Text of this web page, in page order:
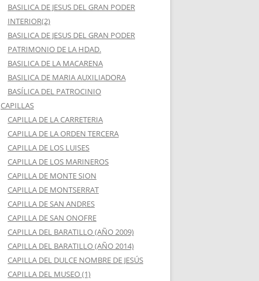
BASILICA DE JESUS DEL GRAN PODER
INTERIOR(2)
BASILICA DE JESUS DEL GRAN PODER
PATRIMONIO DE LA HDAD.
BASILICA DE LA MACARENA
BASILICA DE MARIA AUXILIADORA
BASÍLICA DEL PATROCINIO
CAPILLAS
CAPILLA DE LA CARRETERIA
CAPILLA DE LA ORDEN TERCERA
CAPILLA DE LOS LUISES
CAPILLA DE LOS MARINEROS
CAPILLA DE MONTE SION
CAPILLA DE MONTSERRAT
CAPILLA DE SAN ANDRES
CAPILLA DE SAN ONOFRE
CAPILLA DEL BARATILLO (AÑO 2009)
CAPILLA DEL BARATILLO (AÑO 2014)
CAPILLA DEL DULCE NOMBRE DE JESÚS
CAPILLA DEL MUSEO (1)